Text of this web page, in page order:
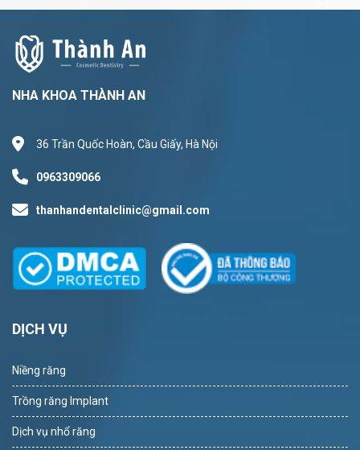
NHA KHOA THÀNH AN
36 Trần Quốc Hoàn, Cầu Giấy, Hà Nội
0963309066
thanhandentalclinic@gmail.com
DỊCH VỤ
Niềng răng
Trồng răng Implant
Dịch vụ nhổ răng